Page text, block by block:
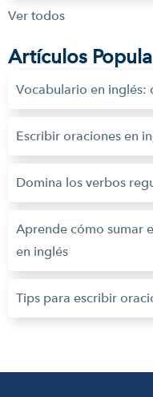
Ver todos
Artículos
Vocabulario en inglés:
Escribir oraciones en
Domina los verbos
Aprende cómo sumar
en inglés
Tips para escribir